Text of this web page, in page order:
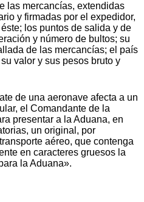
las mercancías, extendidas
y firmadas por el expedidor,
los puntos de salida y de
y número de bultos; su
de las mercancías; el país
valor y sus pesos bruto y
de una aeronave afecta a un
el Comandante de la
presentar a la Aduana, en
un original, por
aéreo, que contenga
en caracteres gruesos la
la Aduana».